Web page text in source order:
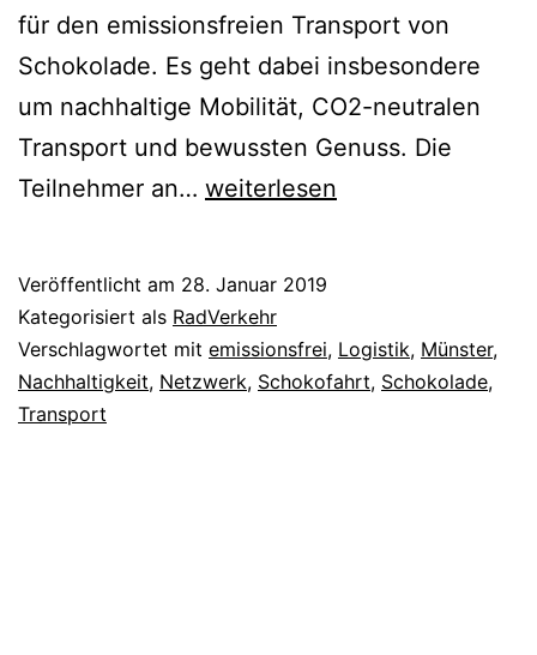
für den emissionsfreien Transport von
Schokolade. Es geht dabei insbesondere
um nachhaltige Mobilität, CO2-neutralen
Transport und bewussten Genuss. Die
Teilnehmer an… Schokofahrt?
weiterlesen
Veröffentlicht am 28. Januar 2019
Kategorisiert als RadVerkehr
Verschlagwortet mit emissionsfrei, Logistik, Münster,
Nachhaltigkeit, Netzwerk, Schokofahrt, Schokolade,
Transport